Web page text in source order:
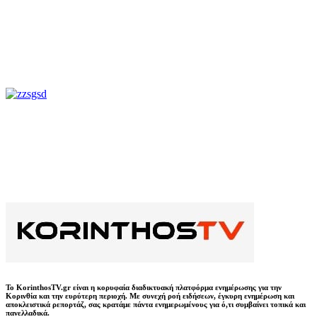
Το KorinthosTV.gr είναι η κορυφαία διαδικτυακή πλατφόρμα ενημέρωσης για την
Κορινθία και την ευρύτερη περιοχή. Με συνεχή ροή ειδήσεων, έγκυρη ενημέρωση και
αποκλειστικά ρεπορτάζ, σας κρατάμε πάντα ενημερωμένους για ό,τι συμβαίνει τοπικά και
πανελλαδικά.